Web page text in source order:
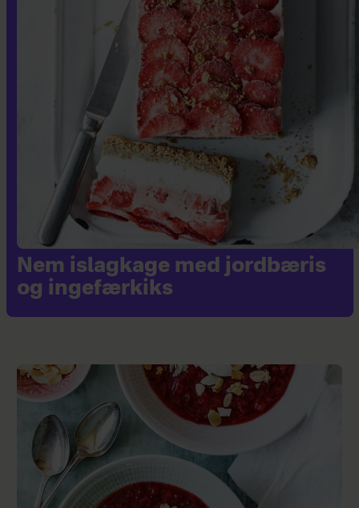
Nem islagkage med jordbæris
og ingefærkiks